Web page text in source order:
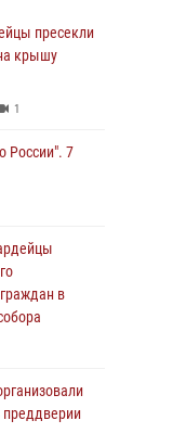
пресекли
крышу
1
России". 7
в
преддверии